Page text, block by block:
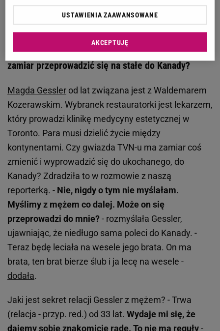
Zobacz wideoGessler planuje wyprowadzkę z
Polski? Tak odnajduje się w związku na odległość
Magda Gessler jest w związku na odległość. Ma
zamiar przeprowadzić się na stałe do Kanady?
Magda Gessler od lat związana jest z Waldemarem
Kozerawskim. Wybranek restauratorki jest lekarzem,
który prowadzi klinikę medycyny estetycznej w
Toronto. Para musi dzielić życie między
kontynentami. Czy gwiazda TVN-u ma zamiar coś
zmienić i wyprowadzić się do ukochanego, do
Kanady? Zdradziła to w rozmowie z naszą
reporterką. - Nie, nigdy o tym nie myślałam.
Myślimy z mężem co dalej. Może on się
przeprowadzi do mnie?- rozmyślała Gessler,
ujawniając, że niedługo sama poleci do Kanady. -
Teraz będę leciała na wesele jego brata. On ma
brata, ten brat bierze ślub i ja lecę na wesele -
dodała.
Jaki jest sekret relacji Gessler z mężem? - Trwa
(relacja - przyp. red.) od 33 lat. Wydaje mi się, że
dajemy sobie znakomicie radę. To nie ma reguły-
USTAWIENIA ZAAWANSOWANE
AKCEPTUJĘ